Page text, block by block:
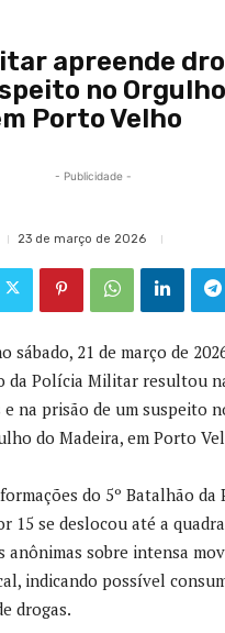
apreende
no
Porto Velho
- Publicidade -
23 de março de 2026
sábado, 21 de março de
da Polícia Militar resultou
na prisão de um suspeito
do Madeira, em Porto
do 5º Batalhão da
15 se deslocou até a
anônimas sobre intensa
indicando possível
drogas.